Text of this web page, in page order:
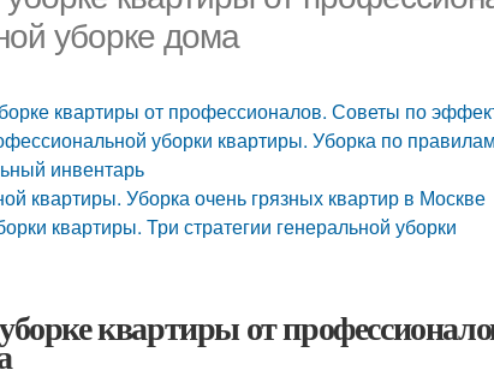
уборке дома
квартиры от профессионалов. Советы по
уборки квартиры. Уборка по
инвентарь
квартиры. Уборка очень грязных квартир в Москве
квартиры. Три стратегии генеральной уборки
квартиры от